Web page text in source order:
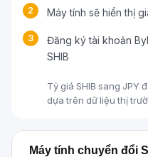
2 Máy tính sẽ hiển thị
3
Đăng ký tài khoản
SHIB
Tỷ giá SHIB sang JPY
dựa trên dữ liệu thị
Máy tính chuyển đổi